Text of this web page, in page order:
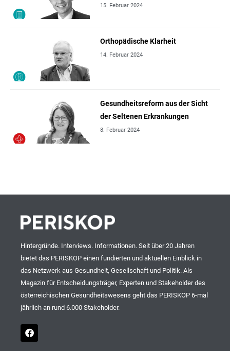
15. Februar 2024
Orthopädische Klarheit
14. Februar 2024
Gesundheitsreform aus der Sicht
der Seltenen Erkrankungen
8. Februar 2024
Hintergründe. Interviews. Informationen. Seit über 20 Jahren
bietet das PERISKOP einen fundierten und aktuellen Einblick in
das Netzwerk aus Gesundheit, Gesellschaft und Politik. Als
Magazin für Entscheidungsträger, Experten und Stakeholder des
österreichischen Gesundheitswesens geht das PERISKOP 6-mal
jährlich an rund 6.000 Stakeholder.
F
a
c